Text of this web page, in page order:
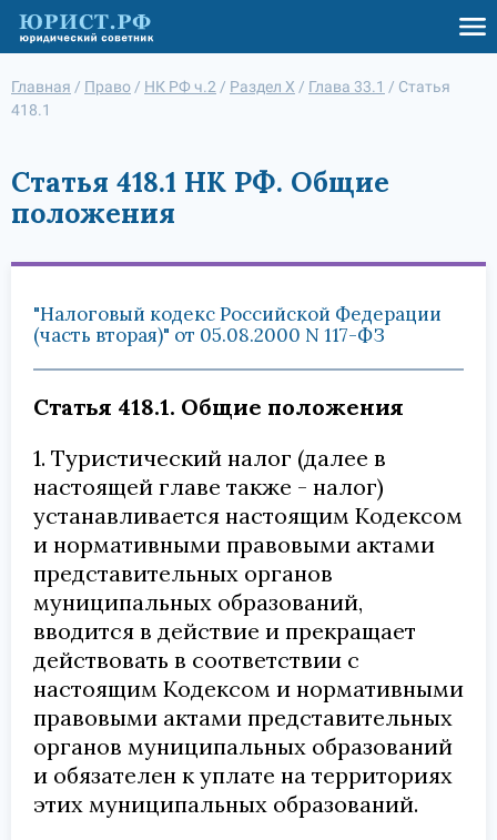
Главная / Право / НК РФ ч.2 / Раздел X / Глава 33.1 / Статья
418.1
Статья 418.1 НК РФ. Общие
положения
"Налоговый кодекс Российской Федерации
(часть вторая)" от 05.08.2000 N 117-ФЗ
Статья 418.1. Общие положения
1. Туристический налог (далее в
настоящей главе также - налог)
устанавливается настоящим Кодексом
и нормативными правовыми актами
представительных органов
муниципальных образований,
вводится в действие и прекращает
действовать в соответствии с
настоящим Кодексом и нормативными
правовыми актами представительных
органов муниципальных образований
и обязателен к уплате на территориях
этих муниципальных образований.